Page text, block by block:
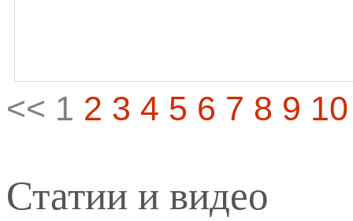
<< 1 2 3 4 5 6 7 8 9 10
Статии и видео